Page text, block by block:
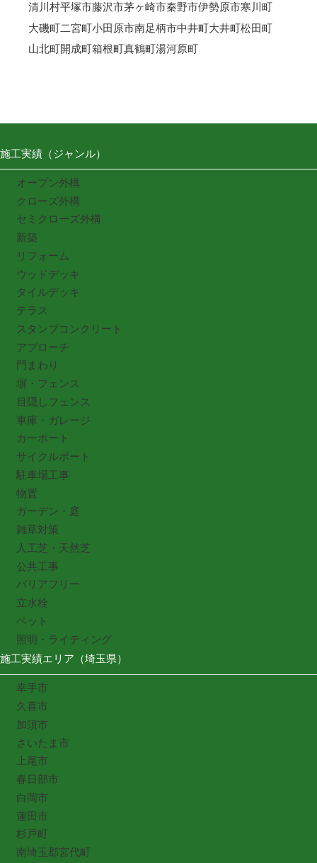
清川村平塚市藤沢市茅ヶ崎市秦野市伊勢原市寒川町
大磯町二宮町小田原市南足柄市中井町大井町松田町
山北町開成町箱根町真鶴町湯河原町
施工実績（ジャンル）
オープン外構
クローズ外構
セミクローズ外構
新築
リフォーム
ウッドデッキ
タイルデッキ
テラス
スタンプコンクリート
アプローチ
門まわり
塀・フェンス
目隠しフェンス
車庫・ガレージ
カーポート
サイクルポート
駐車場工事
物置
ガーデン・庭
雑草対策
人工芝・天然芝
公共工事
バリアフリー
立水栓
ペット
照明・ライティング
施工実績エリア（埼玉県）
幸手市
久喜市
加須市
さいたま市
上尾市
春日部市
白岡市
蓮田市
杉戸町
南埼玉郡宮代町